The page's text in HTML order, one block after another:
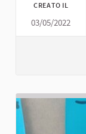
CREATO IL
03/05/2022